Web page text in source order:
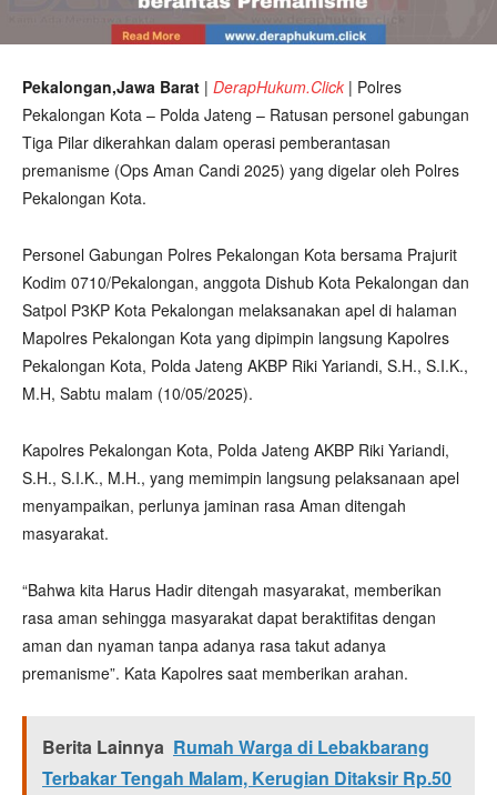
Pekalongan,Jawa Barat | DerapHukum.Click | Polres
Pekalongan Kota – Polda Jateng – Ratusan personel gabungan
Tiga Pilar dikerahkan dalam operasi pemberantasan
premanisme (Ops Aman Candi 2025) yang digelar oleh Polres
Pekalongan Kota.
Personel Gabungan Polres Pekalongan Kota bersama Prajurit
Kodim 0710/Pekalongan, anggota Dishub Kota Pekalongan dan
Satpol P3KP Kota Pekalongan melaksanakan apel di halaman
Mapolres Pekalongan Kota yang dipimpin langsung Kapolres
Pekalongan Kota, Polda Jateng AKBP Riki Yariandi, S.H., S.I.K.,
M.H, Sabtu malam (10/05/2025).
Kapolres Pekalongan Kota, Polda Jateng AKBP Riki Yariandi,
S.H., S.I.K., M.H., yang memimpin langsung pelaksanaan apel
menyampaikan, perlunya jaminan rasa Aman ditengah
masyarakat.
“Bahwa kita Harus Hadir ditengah masyarakat, memberikan
rasa aman sehingga masyarakat dapat beraktifitas dengan
aman dan nyaman tanpa adanya rasa takut adanya
premanisme”. Kata Kapolres saat memberikan arahan.
Berita Lainnya Rumah Warga di Lebakbarang
Terbakar Tengah Malam, Kerugian Ditaksir Rp.50